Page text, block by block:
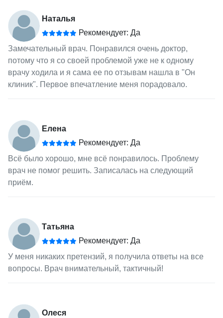
Наталья
Рекомендует: Да
Замечательный врач. Понравился очень доктор,
потому что я со своей проблемой уже не к одному
врачу ходила и я сама ее по отзывам нашла в "Он
клиник". Первое впечатление меня порадовало.
Елена
Рекомендует: Да
Всё было хорошо, мне всё понравилось. Проблему
врач не помог решить. Записалась на следующий
приём.
Татьяна
Рекомендует: Да
У меня никаких претензий, я получила ответы на все
вопросы. Врач внимательный, тактичный!
Олеся